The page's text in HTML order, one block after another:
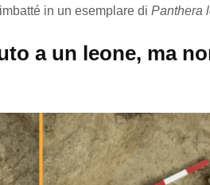
in un esemplare di Panthera
a un leone, ma